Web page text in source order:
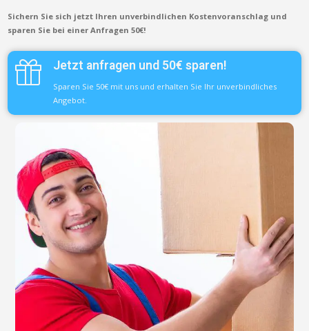
Sichern Sie sich jetzt Ihren unverbindlichen Kostenvoranschlag und
sparen Sie bei einer Anfragen 50€!
Jetzt anfragen und 50€ sparen!
Sparen Sie 50€ mit uns und erhalten Sie Ihr unverbindliches
Angebot.